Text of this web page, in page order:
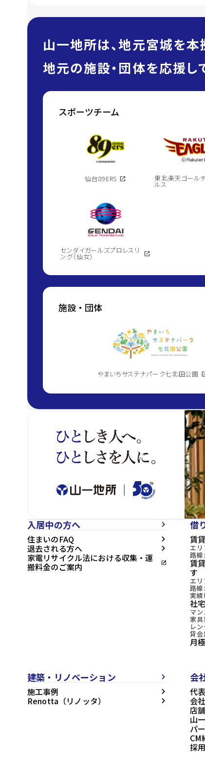
山一地所は、地元宮城を本
地元の施設・団体を応援し
スポーツチーム
仙台89ERS open_in_new 東北楽天ゴール
ルス
センダイガールズプロレスリ
ング（仙女） open_in_new
施設・団体
やまいちサステナパーク七北田公園
入居中の方へ arrow_forward_ios
住まいのFAQ arrow_forward_ios
退去される方へ arrow_forward_ios
家電リサイクル法における収集・運
搬料金のご案内 open_in_new
借
賃
エ
路
賃
す
エ
路
実績
社
マン
家
レ
貸会
月
建築・リノベーション arrow_forward_ios
施工事例 arrow_forward_ios
Renotta（リノッタ） arrow_forward_ios
会
代
会
店
山
パ
CM
採